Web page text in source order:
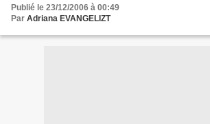
Publié le 23/12/2006 à 00:49
Par Adriana EVANGELIZT